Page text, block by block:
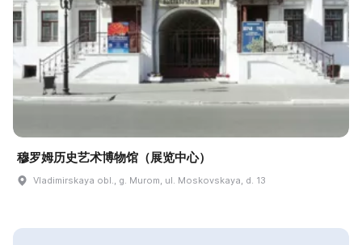
穆罗姆历史艺术博物馆（展览中心）
Vladimirskaya obl., g. Murom, ul. Moskovskaya, d. 13